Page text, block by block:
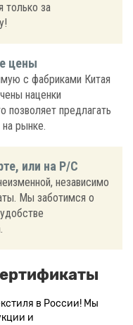
только за
цены
с фабриками Китая
наценки
позволяет предлагать
рынке.
или на Р/С
независимо
Мы заботимся о
в России! Мы
и